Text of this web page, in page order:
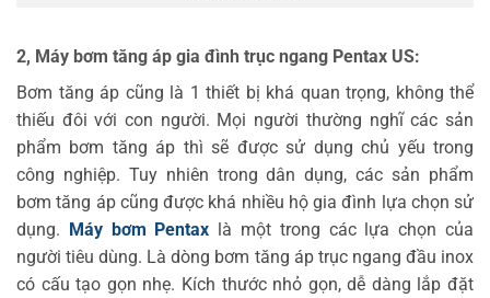
2, Máy bơm tăng áp gia đình trục ngang Pentax US:
Bơm tăng áp cũng là 1 thiết bị khá quan trọng, không thể
thiếu đôi với con người. Mọi người thường nghĩ các sản
phẩm bơm tăng áp thì sẽ được sử dụng chủ yếu trong
công nghiệp. Tuy nhiên trong dân dụng, các sản phẩm
bơm tăng áp cũng được khá nhiều hộ gia đình lựa chọn sử
dụng. Máy bơm Pentax là một trong các lựa chọn của
người tiêu dùng. Là dòng bơm tăng áp trục ngang đầu inox
có cấu tạo gọn nhẹ. Kích thước nhỏ gọn, dễ dàng lắp đặt